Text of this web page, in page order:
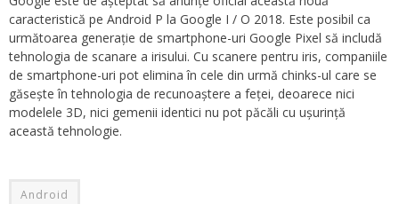
caracteristică pe Android P la Google I / O 2018. Este posibil ca
următoarea generație de smartphone-uri Google Pixel să includă
tehnologia de scanare a irisului. Cu scanere pentru iris, companiile
de smartphone-uri pot elimina în cele din urmă chinks-ul care se
găsește în tehnologia de recunoaștere a feței, deoarece nici
modelele 3D, nici gemenii identici nu pot păcăli cu ușurință
această tehnologie.
Android